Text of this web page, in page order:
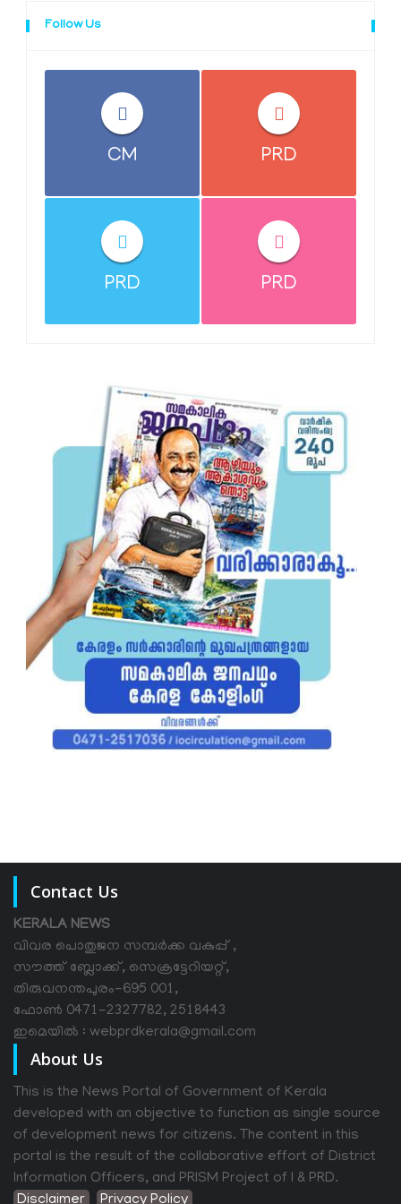
Follow Us
CM PRD
PRD PRD
Contact Us
KERALA NEWS
വിവര പൊതുജന സമ്പര്‍ക്ക വകുപ്പ് ,
സൗത്ത് ബ്ലോക്ക്, സെക്രട്ടേറിയറ്റ്,
തിരുവനന്തപുരം-695 001,
ഫോൺ 0471-2327782, 2518443
ഇമെയിൽ : webprdkerala@gmail.com
About Us
This is the News Portal of Government of Kerala
developed with an objective to function as single source
of development news for citizens. The content in this
portal is the result of the collaborative effort of District
Information Officers, and PRISM Project of I & PRD.